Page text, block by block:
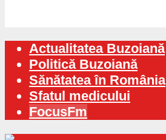
Actualitatea Buzoiană
Politică Buzoiană
Sănătatea în România
Sfatul medicului
FocusFm